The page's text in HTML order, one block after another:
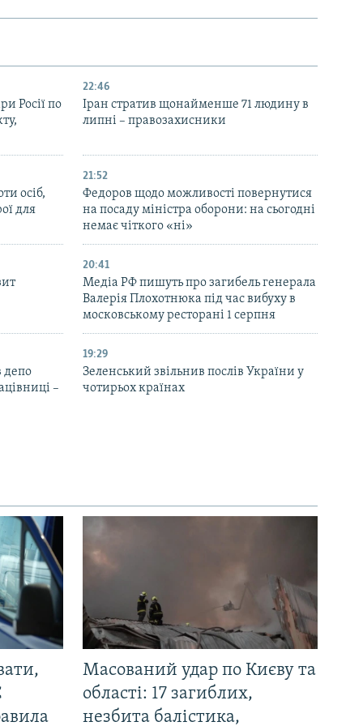
Росії по
22:46
Іран стратив щонайменше 71 людину в
липні – правозахисники
осіб,
для
21:52
Федоров щодо можливості повернутися
на посаду міністра оборони: на сьогодні
немає чіткого «ні»
20:41
Медіа РФ пишуть про загибель генерала
Валерія Плохотнюка під час вибуху в
московському ресторані 1 серпня
депо
–
19:29
Зеленський звільнив послів України у
чотирьох країнах
Масований удар по Києву та
області: 17 загиблих,
незбита балістика,